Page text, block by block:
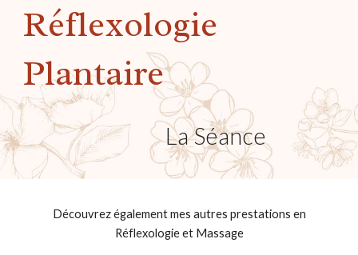
Réflexologie
Plantaire
La Séance
Découvrez également mes autres prestations en
Réflexologie et Massage